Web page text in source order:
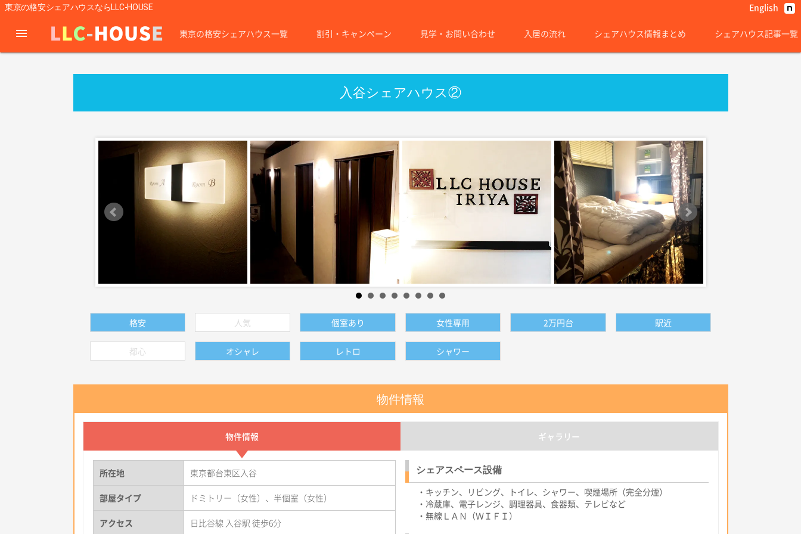
東京の格安シェアハウスならLLC-HOUSE English
menu 東京の格安シェアハウス一覧 割引・キャンペーン 見学・お問い合わせ 入居の流れ シェアハウス情報まとめ シェアハウス記事一覧
入谷シェアハウス②
格安 人気 個室あり 女性専用 2万円台 駅近
都心 オシャレ レトロ シャワー
物件情報
物件情報 ギャラリー
所在地 東京都台東区入谷
部屋タイプ ドミトリー（女性）、半個室（女性）
アクセス 日比谷線 入谷駅 徒歩6分
シェアスペース設備
・キッチン、リビング、トイレ、シャワー、喫煙場所（完全分煙）
・冷蔵庫、電子レンジ、調理器具、食器類、テレビなど
・無線ＬＡＮ（ＷＩＦＩ）